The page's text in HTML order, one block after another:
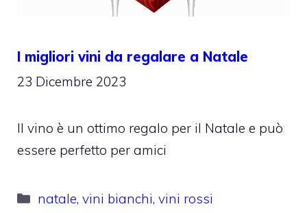
I migliori vini da regalare a Natale
23 Dicembre 2023
Il vino è un ottimo regalo per il Natale e può
essere perfetto per amici
Categorie
natale,vini bianchi,vini rossi